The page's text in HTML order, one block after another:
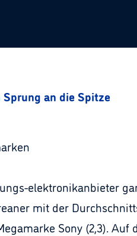
an die Spitze
elektronikanbieter
mit der
Sony (2,3). Auf